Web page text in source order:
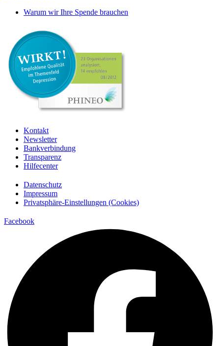
Warum wir Ihre Spende brauchen
Kontakt
Newsletter
Bankverbindung
Transparenz
Hilfecenter
Datenschutz
Impressum
Privatsphäre-Einstellungen (Cookies)
Facebook